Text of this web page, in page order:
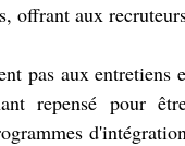
offrant aux
pas aux
repensé pour